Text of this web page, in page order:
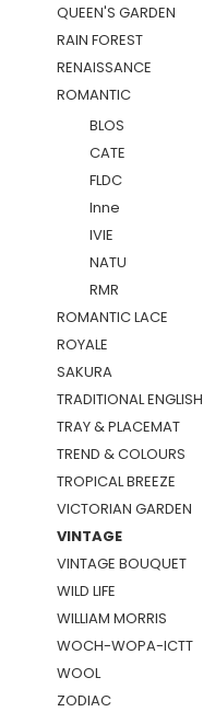
QUEEN'S GARDEN
RAIN FOREST
RENAISSANCE
ROMANTIC
BLOS
CATE
FLDC
Inne
IVIE
NATU
RMR
ROMANTIC LACE
ROYALE
SAKURA
TRADITIONAL ENGLISH
TRAY & PLACEMAT
TREND & COLOURS
TROPICAL BREEZE
VICTORIAN GARDEN
VINTAGE
VINTAGE BOUQUET
WILD LIFE
WILLIAM MORRIS
WOCH-WOPA-ICTT
WOOL
ZODIAC